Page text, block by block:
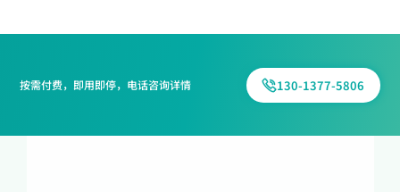
按需付费，即用即停，电话咨询详情 130-1377-5806